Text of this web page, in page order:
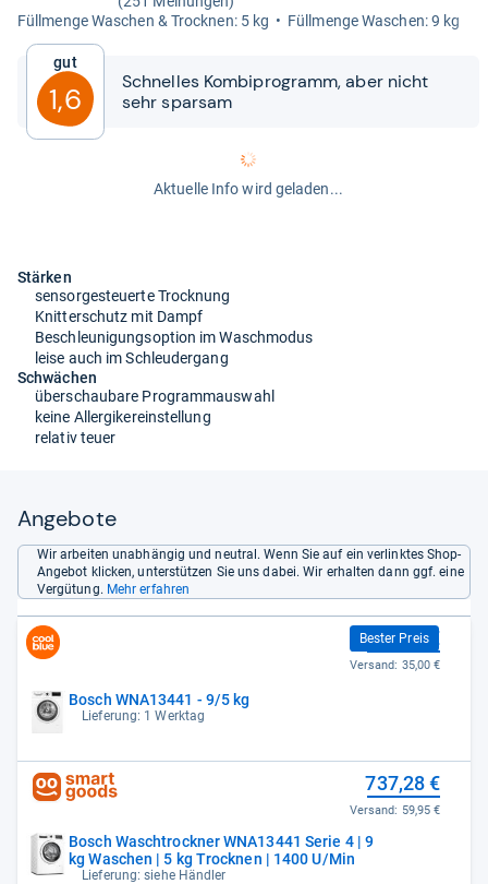
Füll­menge Waschen & Trock­nen: 5 kg
Füll­menge Waschen: 9 kg
Gut
1,6
Schnel­les Kom­bi­pro­gramm, aber nicht
sehr spar­sam
Aktuelle Info wird geladen...
Stärken
sensorgesteuerte Trocknung
Knitterschutz mit Dampf
Beschleunigungsoption im Waschmodus
leise auch im Schleudergang
Schwächen
überschaubare Programmauswahl
keine Allergikereinstellung
relativ teuer
Angebote
Wir arbeiten unabhängig und neutral. Wenn Sie auf ein verlinktes Shop-
Angebot klicken, unterstützen Sie uns dabei. Wir erhalten dann ggf. eine
Vergütung. Mehr erfahren
Bosch WNA13441 - 9/5 kg
Lieferung: 1 Werktag
Bester Preis
669,99 €
Versand: 35,00 €
Bosch Waschtrockner WNA13441 Serie 4 | 9
kg Waschen | 5 kg Trocknen | 1400 U/Min
Lieferung: siehe Händler
737,28 €
Versand: 59,95 €